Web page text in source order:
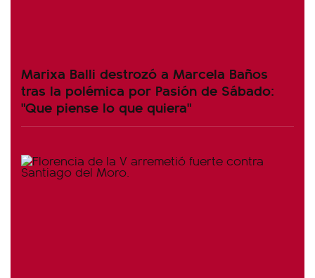
Marixa Balli destrozó a Marcela Baños
tras la polémica por Pasión de Sábado:
"Que piense lo que quiera"